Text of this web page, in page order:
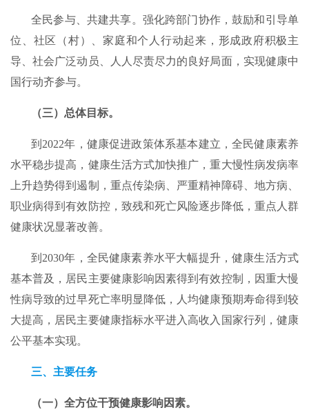
全民参与、共建共享。强化跨部门协作，鼓励和引导单
位、社区（村）、家庭和个人行动起来，形成政府积极主
导、社会广泛动员、人人尽责尽力的良好局面，实现健康中
国行动齐参与。
（三）总体目标。
到2022年，健康促进政策体系基本建立，全民健康素养
水平稳步提高，健康生活方式加快推广，重大慢性病发病率
上升趋势得到遏制，重点传染病、严重精神障碍、地方病、
职业病得到有效防控，致残和死亡风险逐步降低，重点人群
健康状况显著改善。
到2030年，全民健康素养水平大幅提升，健康生活方式
基本普及，居民主要健康影响因素得到有效控制，因重大慢
性病导致的过早死亡率明显降低，人均健康预期寿命得到较
大提高，居民主要健康指标水平进入高收入国家行列，健康
公平基本实现。
三、主要任务
（一）全方位干预健康影响因素。